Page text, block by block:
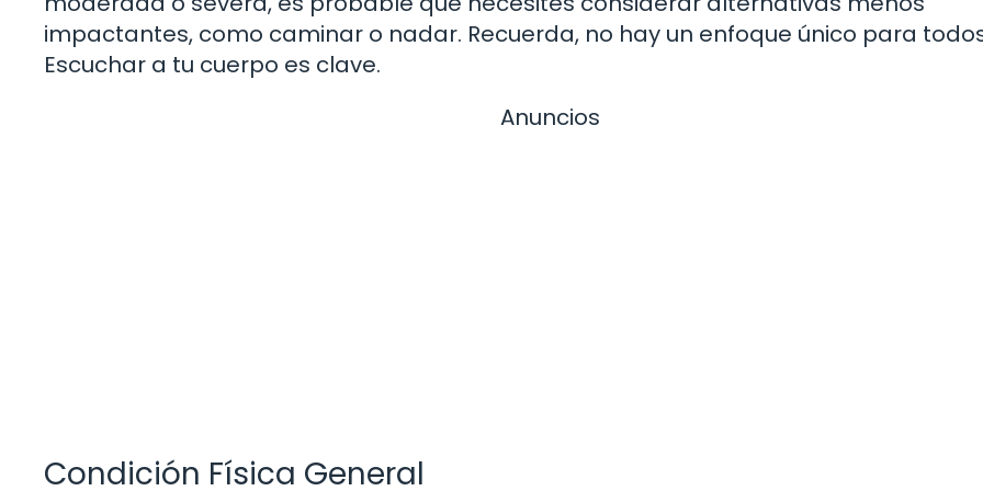
impactantes, como caminar o nadar. Recuerda, no hay un enfoque único para
Escuchar a tu cuerpo es clave.
Anuncios
Condición Física General